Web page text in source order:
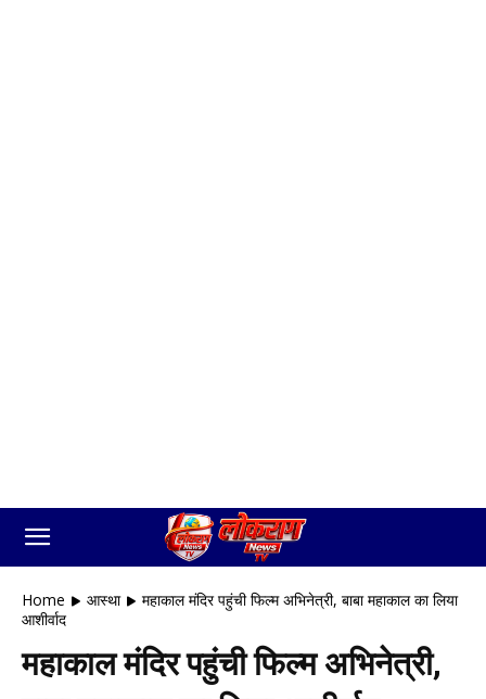
Home आस्था
महाकाल मंदिर पहुंची फिल्म अभिनेत्री, बाबा महाकाल का लिया
आशीर्वाद
महाकाल मंदिर पहुंची फिल्म अभिनेत्री,